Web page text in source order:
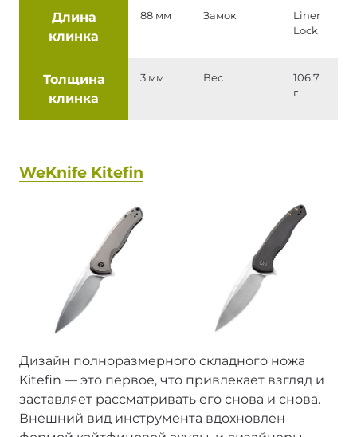
Длина
клинка
88 мм Замок
Liner
Lock
Толщина
клинка
3 мм Вес
106.7
г
WeKnife Kitefin
Дизайн полноразмерного складного ножа
Kitefin — это первое, что привлекает взгляд и
заставляет рассматривать его снова и снова.
Внешний вид инструмента вдохновлен